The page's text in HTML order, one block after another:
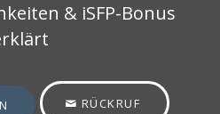
& iSFP-Bonus
RÜCKRUF